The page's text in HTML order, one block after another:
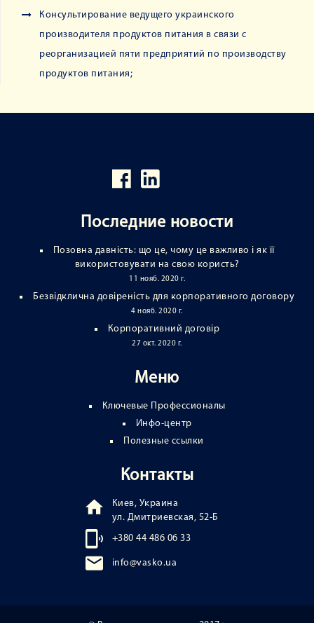
Консультирование ведущего украинского
производителя продуктов питания в связи с
реорганизацией пяти предприятий по производству
продуктов питания;
Последние новости
Позовна давність: що це, чому це важливо і як її
використовувати на свою користь?
11 нояб. 2020 г.
Безвідклична довіреність для корпоративного договору
4 нояб. 2020 г.
Корпоративний договір
27 окт. 2020 г.
Меню
Ключевые Профессионалы
Инфо-центр
Полезные ссылки
Контакты
Киев, Украина
ул. Дмитриевская, 52-Б
+380 44 486 06 33
info@vasko.ua